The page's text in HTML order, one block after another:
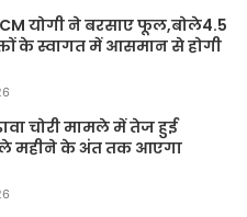
योगी ने बरसाए फूल,बोले4.5
के स्वागत में आसमान से होगी
चोरी मामले में तेज हुई
महीने के अंत तक आएगा